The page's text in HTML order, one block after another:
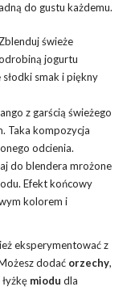
do gustu każdemu.
świeże
jogurtu
smak i piękny
z garścią świeżego
Taka kompozycja
odcienia.
do blendera mrożone
Efekt końcowy
kolorem i
eksperymentować z
dodać orzechy,
miodu dla